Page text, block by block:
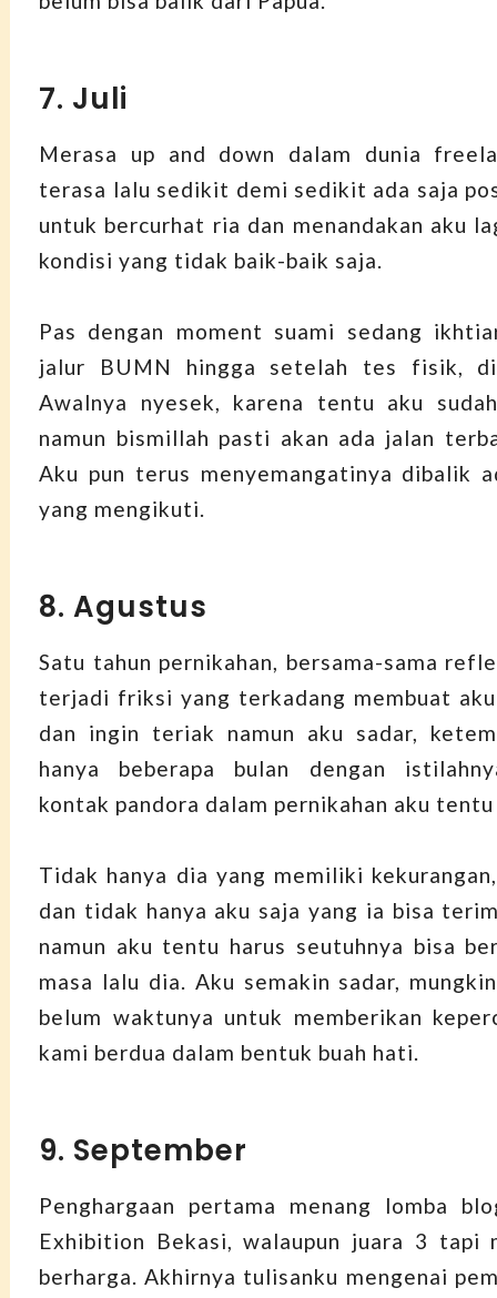
7. Juli
Merasa up and down dalam dunia
terasa lalu sedikit demi sedikit ada saja
untuk bercurhat ria dan menandakan aku
kondisi yang tidak baik-baik saja.
Pas dengan moment suami sedang
jalur BUMN hingga setelah tes fisik,
Awalnya nyesek, karena tentu aku
namun bismillah pasti akan ada jalan
Aku pun terus menyemangatinya dibalik
yang mengikuti.
8. Agustus
Satu tahun pernikahan, bersama-sama
terjadi friksi yang terkadang membuat
dan ingin teriak namun aku sadar,
hanya beberapa bulan dengan
kontak pandora dalam pernikahan aku
Tidak hanya dia yang memiliki
dan tidak hanya aku saja yang ia bisa
namun aku tentu harus seutuhnya bisa
masa lalu dia. Aku semakin sadar,
belum waktunya untuk memberikan
kami berdua dalam bentuk buah hati.
9. September
Penghargaan pertama menang lomba
Exhibition Bekasi, walaupun juara 3 tapi
berharga. Akhirnya tulisanku mengenai